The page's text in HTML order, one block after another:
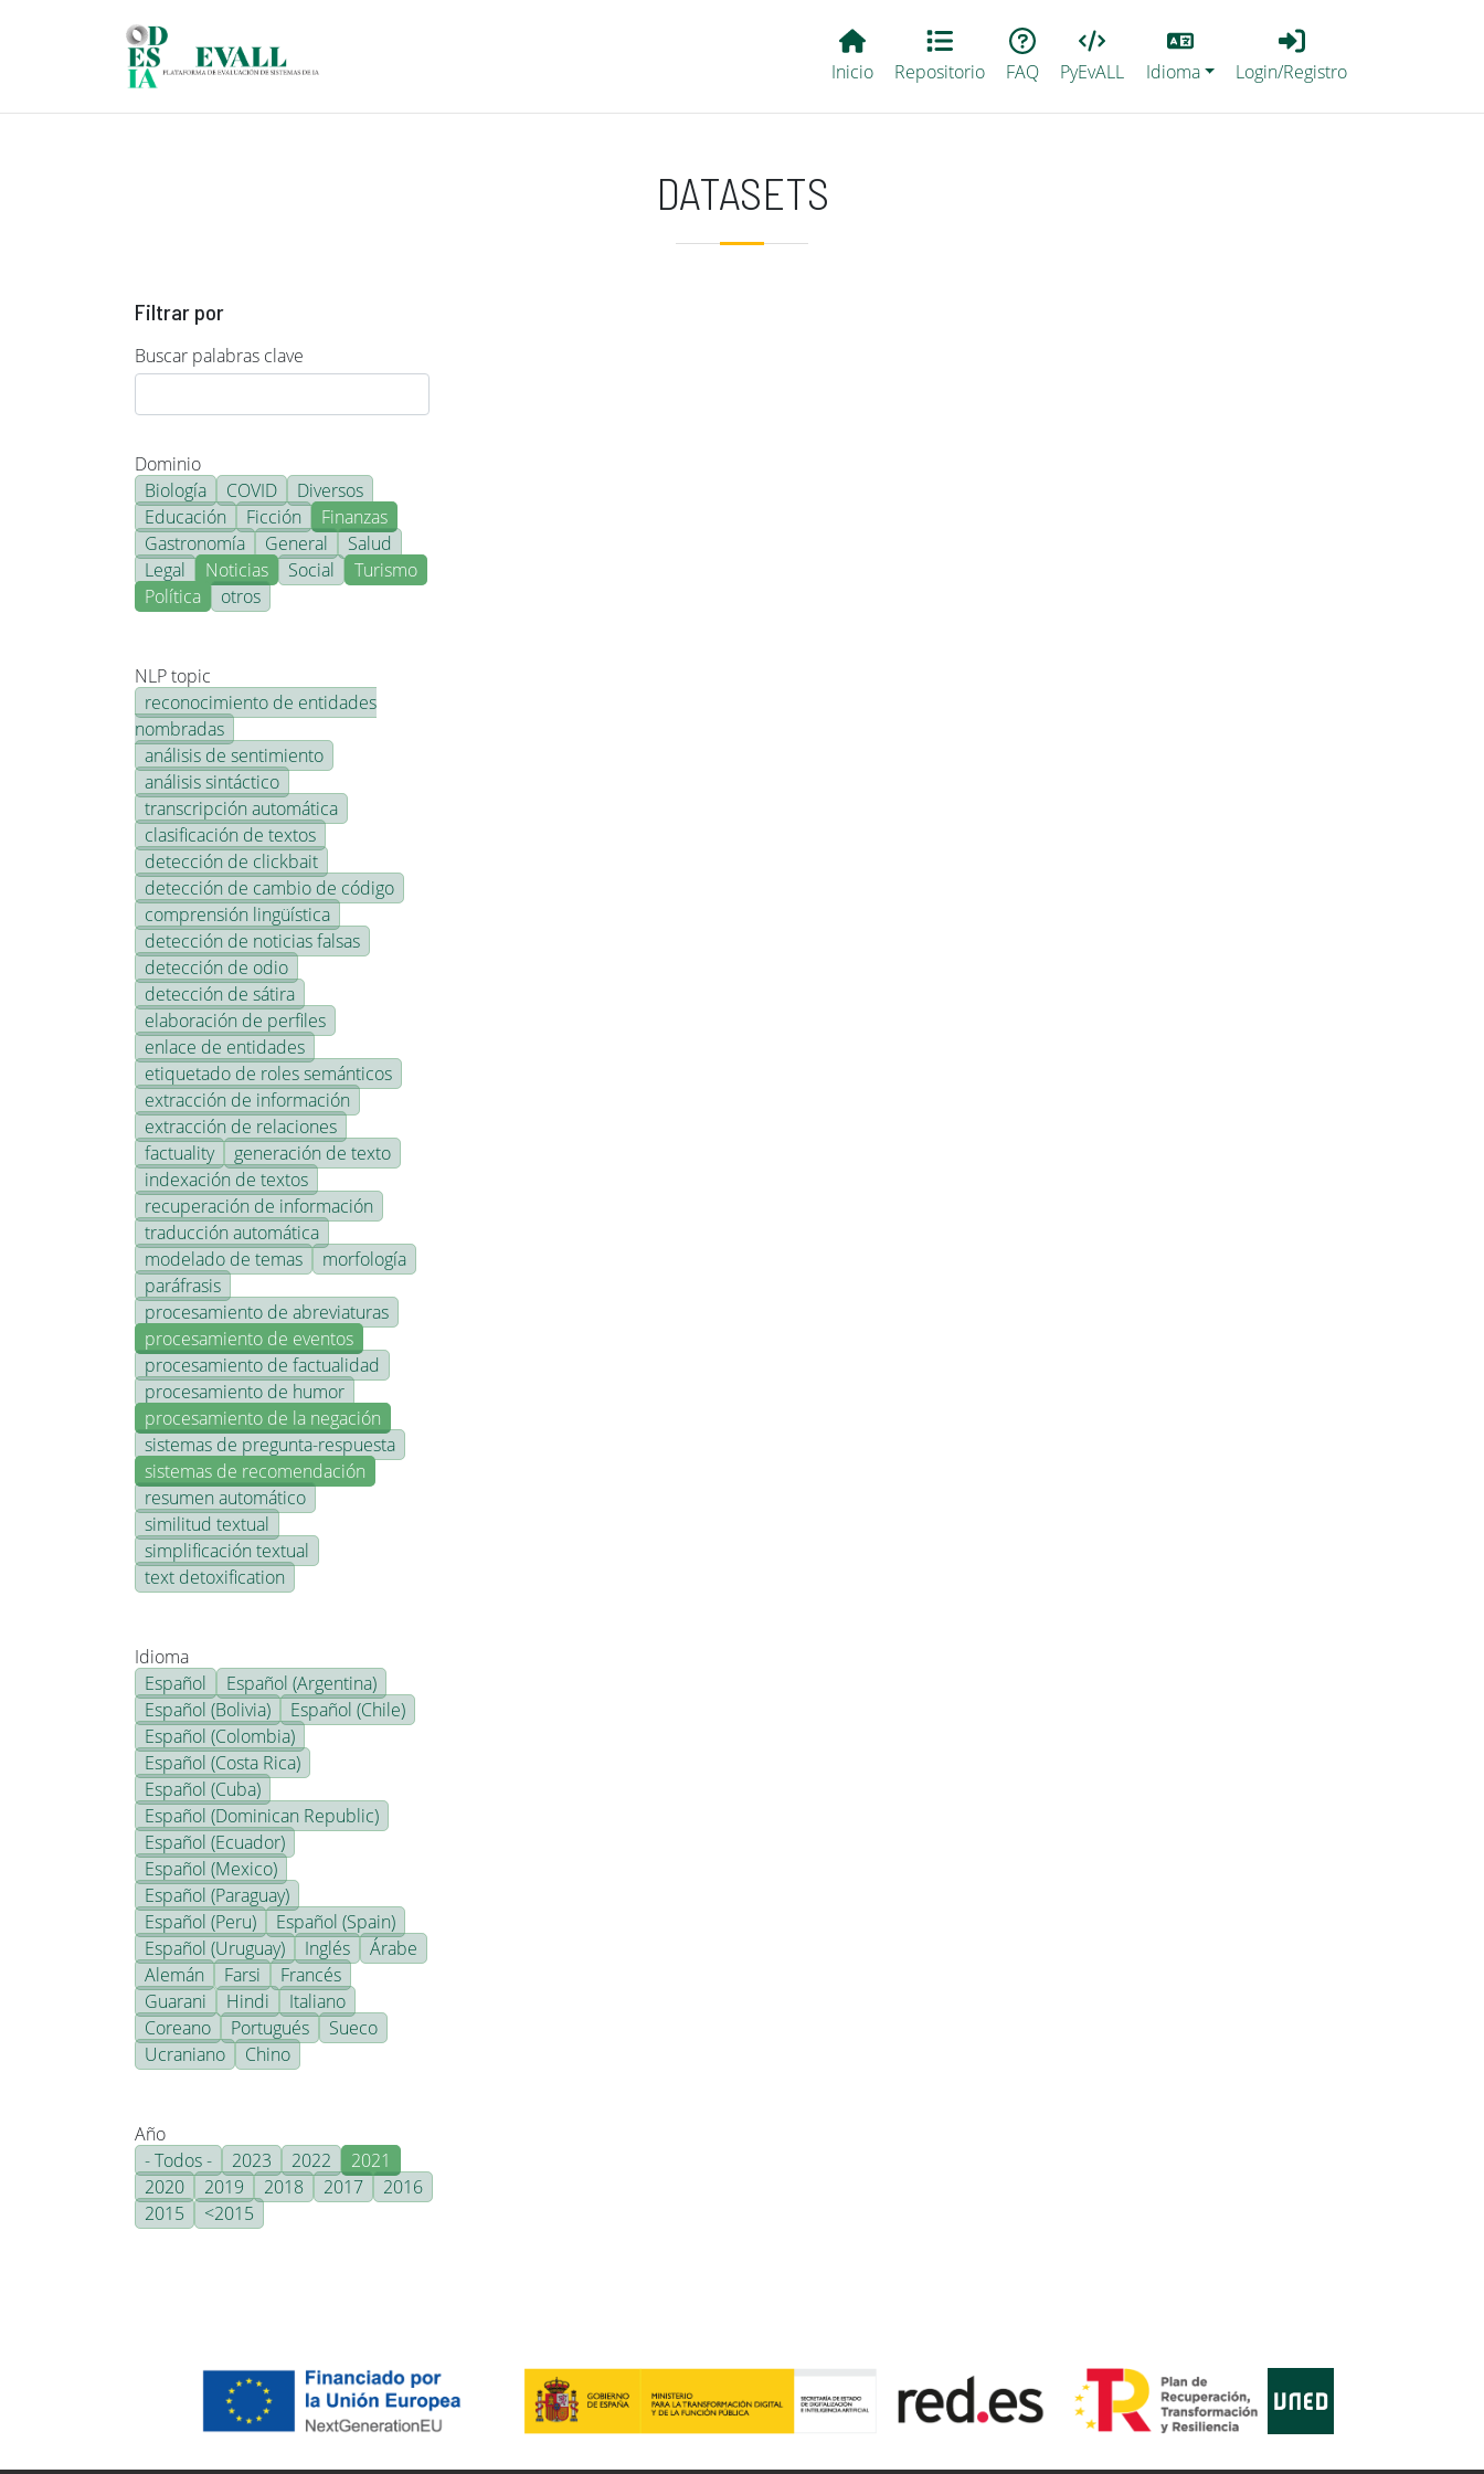
Main EvALL
Inicio Repositorio FAQ PyEvALL
Lang
Idioma
Login_Registro
Login/Registro
DATASETS
Filtrar por
Buscar palabras clave
Dominio
Biología
COVID
Diversos
Educación
Ficción
Finanzas
Gastronomía
General
Salud
Legal
Noticias Social
Turismo
Política
otros
NLP topic
reconocimiento de entidades
nombradas
análisis de sentimiento
análisis sintáctico
transcripción automática
clasificación de textos
detección de clickbait
detección de cambio de código
comprensión lingüística
detección de noticias falsas
detección de odio
detección de sátira
elaboración de perfiles
enlace de entidades
etiquetado de roles semánticos
extracción de información
extracción de relaciones
factuality
generación de texto
indexación de textos
recuperación de información
traducción automática
modelado de temas
morfología
paráfrasis
procesamiento de abreviaturas
procesamiento de eventos
procesamiento de factualidad
procesamiento de humor
procesamiento de la negación
sistemas de pregunta-respuesta
sistemas de recomendación
resumen automático
similitud textual
simplificación textual
text detoxification
Idioma
Español
Español (Argentina)
Español (Bolivia)
Español (Chile)
Español (Colombia)
Español (Costa Rica)
Español (Cuba)
Español (Dominican Republic)
Español (Ecuador)
Español (Mexico)
Español (Paraguay)
Español (Peru)
Español (Spain)
Español (Uruguay)
Inglés
Árabe
Alemán
Farsi
Francés
Guarani
Hindi
Italiano
Coreano
Portugués
Sueco
Ucraniano
Chino
Año
- Todos -
2023 2022
2021
2020
2019 2018 2017
2016
2015
<2015